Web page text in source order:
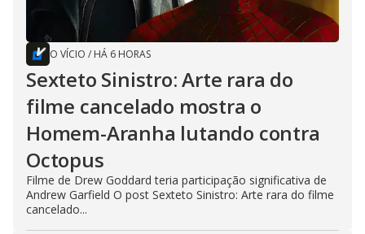
O VÍCIO / HÁ 6 HORAS
Sexteto Sinistro: Arte rara do
filme cancelado mostra o
Homem-Aranha lutando contra
Octopus
Filme de Drew Goddard teria participação significativa de
Andrew Garfield O post Sexteto Sinistro: Arte rara do filme
cancelado...